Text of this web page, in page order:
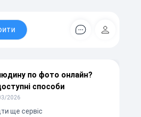
Коментарів
по фото онлайн?
способи
2026
ще сервіс